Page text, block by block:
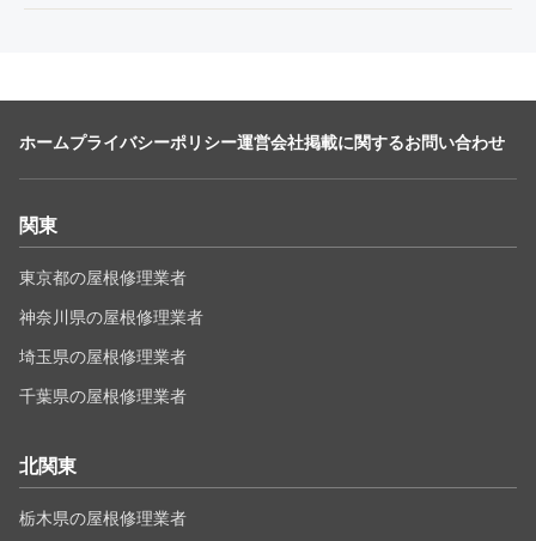
ホームプライバシーポリシー運営会社掲載に関するお問い合わせ
関東
東京都の屋根修理業者
神奈川県の屋根修理業者
埼玉県の屋根修理業者
千葉県の屋根修理業者
北関東
栃木県の屋根修理業者